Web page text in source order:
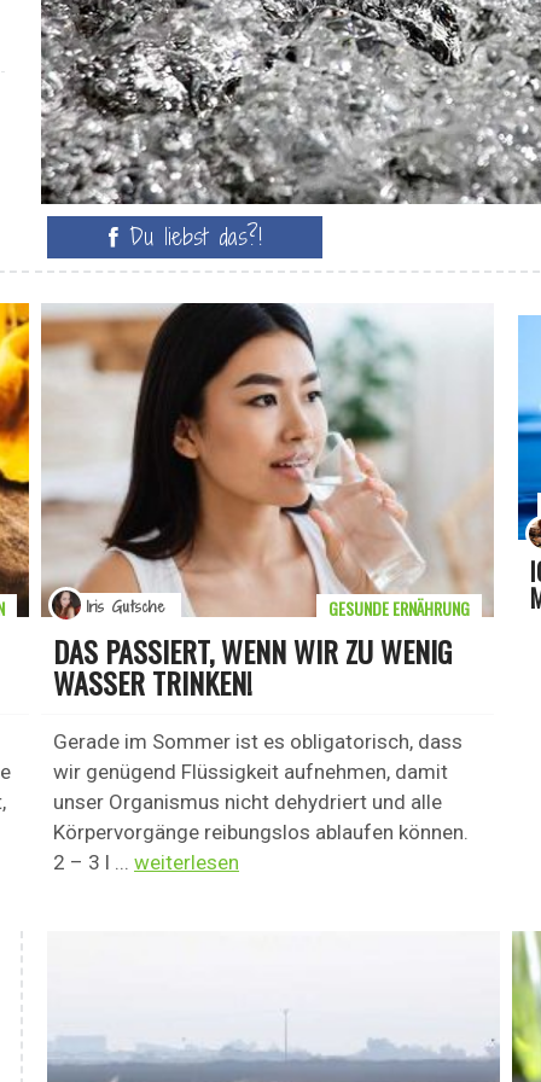
Du liebst das?!
DAS PASSIERT, WENN WIR ZU WENIG
WASSER TRINKEN!
Gerade im Sommer ist es obligatorisch, dass
wir genügend Flüssigkeit aufnehmen, damit
unser Organismus nicht dehydriert und alle
Körpervorgänge reibungslos ablaufen können.
2 – 3 l ... weiterlesen
GESUNDE ERNÄHRUNG
Iris Gutsche